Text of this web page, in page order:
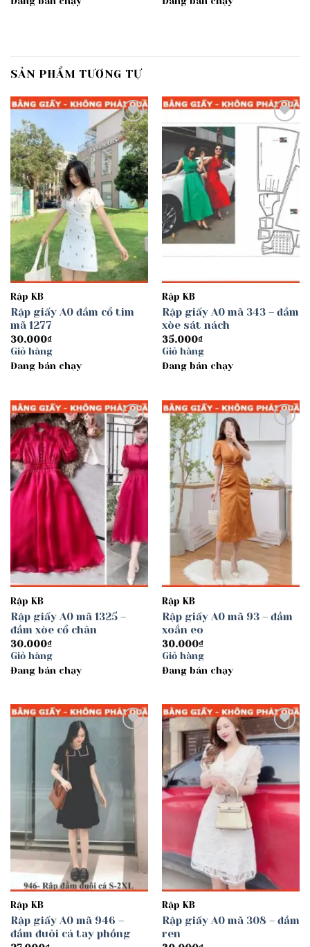
SẢN PHẨM TƯƠNG TỰ
Add to
wishlist
Rập KB
Rập giấy A0 đầm cổ tim
mã 1277
30.000₫
Giỏ hàng
Đang bán chạy
Add to
wishlist
Rập KB
Rập giấy A0 mã 343 – đầm
xòe sát nách
35.000₫
Giỏ hàng
Đang bán chạy
Add to
wishlist
Rập KB
Rập giấy A0 mã 1325 –
đầm xòe cổ chân
30.000₫
Giỏ hàng
Đang bán chạy
wishlist
Rập KB
Rập giấy A0 mã 93 – đầm
xoắn eo
30.000₫
Giỏ hàng
Đang bán chạy
Add to
Rập KB
Rập giấy A0 mã 946 –
đầm đuôi cá tay phồng
Add to
wishlist
Rập KB
Rập giấy A0 mã 308 – đầm
ren